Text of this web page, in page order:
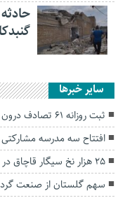
سایر خبرها
ثبت روزانه ۶۱ تصادف درون شهری در استان گلستان
افتتاح سه مدرسه
۲۵ هزار نخ سیگار قاچاق در گمرک اینچه‌برون کشف شد
سهم گلستان از صنعت